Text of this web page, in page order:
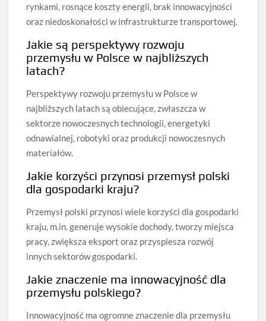
rynkami, rosnące koszty energii, brak innowacyjności
oraz niedoskonałości w infrastrukturze transportowej.
Jakie są perspektywy rozwoju
przemysłu w Polsce w najbliższych
latach?
Perspektywy rozwoju przemysłu w Polsce w
najbliższych latach są obiecujące, zwłaszcza w
sektorze nowoczesnych technologii, energetyki
odnawialnej, robotyki oraz produkcji nowoczesnych
materiałów.
Jakie korzyści przynosi przemysł polski
dla gospodarki kraju?
Przemysł polski przynosi wiele korzyści dla gospodarki
kraju, m.in. generuje wysokie dochody, tworzy miejsca
pracy, zwiększa eksport oraz przyspiesza rozwój
innych sektorów gospodarki.
Jakie znaczenie ma innowacyjność dla
przemysłu polskiego?
Innowacyjność ma ogromne znaczenie dla przemysłu